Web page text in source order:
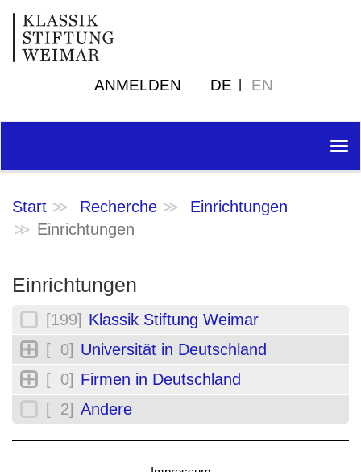
ANMELDEN DE EN
Start Recherche
Einrichtungen
Einrichtungen
Einrichtungen
[199] Klassik Stiftung Weimar
[ 0] Universität in Deutschland
[ 0] Firmen in Deutschland
[ 2] Andere